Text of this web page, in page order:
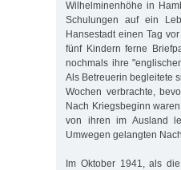
Wilhelminenhöhe in
Schulungen auf ein
Hansestadt einen Tag
fünf Kindern ferne
nochmals ihre
Als Betreuerin begleitete
Wochen verbrachte,
Nach Kriegsbeginn
von ihren im Ausland
Umwegen gelangten
Im Oktober 1941, als